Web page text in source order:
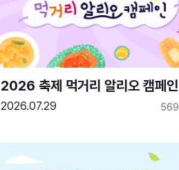
2026 축제 먹거리 알리오 캠페인
2026.07.29 569